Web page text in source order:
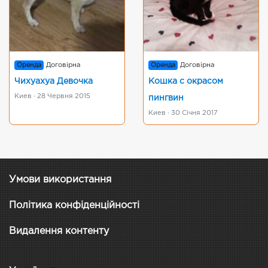
Оренда Договірна
Чихуахуа Девочка
Киев · 28 Червня 2015
Оренда Договірна
Кошка с окрасом
пингвин
Киев · 30 Січня 2017
Умови використання
Політика конфіденційності
Видалення контенту